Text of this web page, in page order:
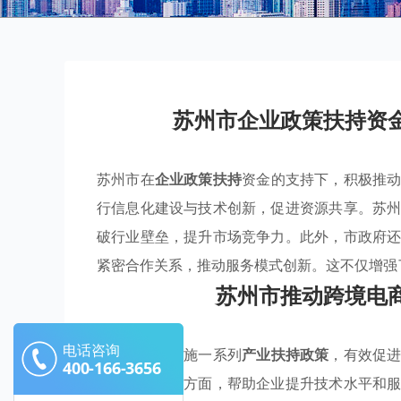
苏州市企业政策扶持资
苏州市在企业政策扶持资金的支持下，积极推
行信息化建设与技术创新，促进资源共享。苏
破行业壁垒，提升市场竞争力。此外，市政府
紧密合作关系，推动服务模式创新。这不仅增
苏州市推动跨境电
苏州市通过实施一系列产业扶持政策 ，有效促
在信息化建设方面，帮助企业提升技术水平
电话咨询
400-166-3656